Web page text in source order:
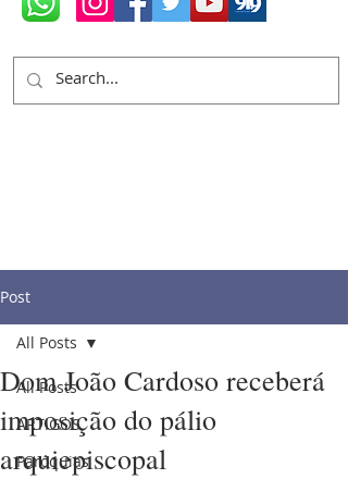
Post
All Posts
ARTIGOS
Paróquias
All Posts
Dom João Cardoso receberá
imposição do pálio
arquiepiscopal